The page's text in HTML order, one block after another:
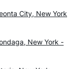
City, New York
New York -